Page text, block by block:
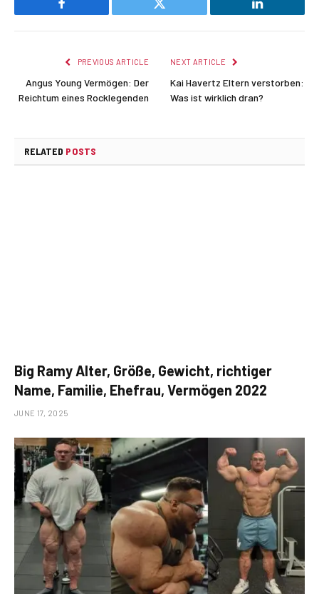
Facebook Twitter LinkedIn
PREVIOUS ARTICLE
Angus Young Vermögen: Der
Reichtum eines Rocklegenden
NEXT ARTICLE
Kai Havertz Eltern verstorben:
Was ist wirklich dran?
RELATED POSTS
Big Ramy Alter, Größe, Gewicht, richtiger
Name, Familie, Ehefrau, Vermögen 2022
JUNE 17, 2025